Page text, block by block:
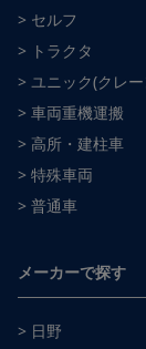
> セルフ
> トラクタ
> ユニック(クレ
> 車両重機運搬
> 高所・建柱車
> 特殊車両
> 普通車
メーカーで探す
> 日野